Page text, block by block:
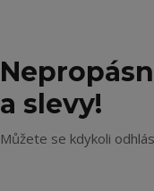
a slevy!
Můžete se kdykoli